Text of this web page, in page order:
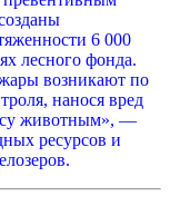
6 000
лесного фонда.
возникают по
нанося вред
животным», —
ресурсов и